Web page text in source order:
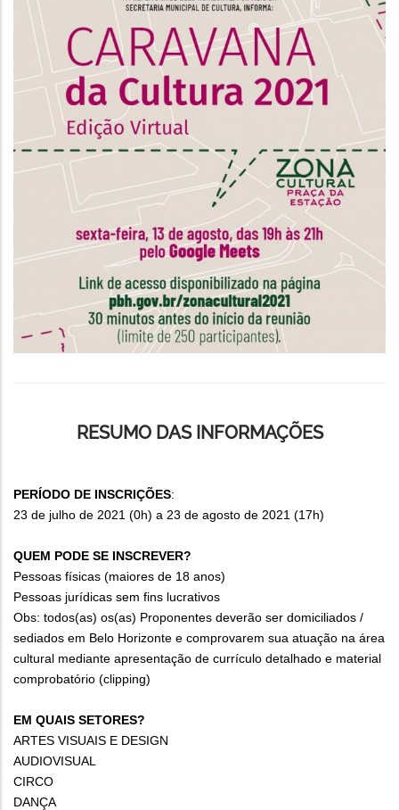
RESUMO DAS INFORMAÇÕES
PERÍODO DE INSCRIÇÕES:
23 de julho de 2021 (0h) a 23 de agosto de 2021 (17h)
QUEM PODE SE INSCREVER?
Pessoas físicas (maiores de 18 anos)
Pessoas jurídicas sem fins lucrativos
Obs: todos(as) os(as) Proponentes deverão ser domiciliados /
sediados em Belo Horizonte e comprovarem sua atuação na área
cultural mediante apresentação de currículo detalhado e material
comprobatório (clipping)
EM QUAIS SETORES?
ARTES VISUAIS E DESIGN
AUDIOVISUAL
CIRCO
DANÇA